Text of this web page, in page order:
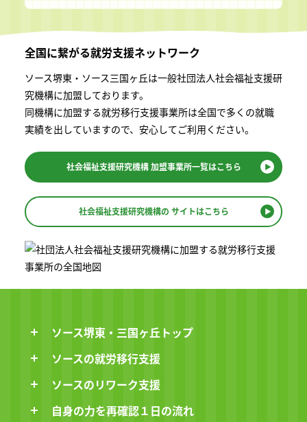
全国に繋がる就労支援ネットワーク
ソース堺東・ソース三国ヶ丘は一般社団法⼈社会福祉⽀援研
究機構に加盟しております。
同機構に加盟する就労移⾏⽀援事業所は全国で多くの就職
実績を出していますので、安⼼してご利⽤ください。
社会福祉支援研究機構加盟事業所一覧はこちら
社会福祉支援研究機構の サイトはこちら
ソース堺東・三国ヶ丘トップ
ソースの就労移行支援
ソースのリワーク支援
自身の力を再確認１日の流れ